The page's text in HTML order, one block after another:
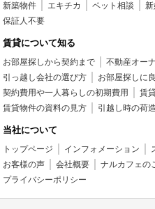
新築物件 エキチカ ペット相談
保証人不要
賃貸について知る
お部屋探しから契約まで 不動産オー
引っ越し会社の選び方
お部屋探しに
契約費用や一人暮らしの初期費用
賃
賃貸物件の資料の見方
引越し時の荷
当社について
トップページ インフォメーション
お客様の声
会社概要 ナルカフェの
プライバシーポリシー